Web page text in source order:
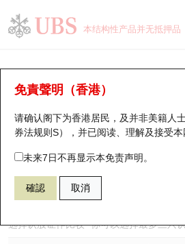
本结构性产品并无抵押品
免責聲明（香港）
请确认阁下为香港居民，及并非美籍人
券法规则S），并已阅读、理解及接受本
未来7日不再显示本免责声明。
確認 取消
认股证分析仪
表现 街货统计 比较
14054 瑞银认购 1928 金
选择认股证作比较*你可以选择最多三只
瑞银认股证一览
新发行瑞银认股证
即将到期认股证
认股证到期结算价查找
认股证分析仪
街货统计
比较
牛熊全景快搜
牛熊证搜寻
牛熊证街货分布图
正股牛熊证列表
新发行瑞银牛熊证
街货统计
比较
十大升幅/跌幅
十大认股证成交分布
十天股证占大市成交
资金流
街货统计
正股分析仪
二十大活跃股份
恒指成份股
国指成份股
科指成份股
持股比重
显示所有持股比重
每月轮证大市专题
轮证专栏
讲座及教育短片
认股证投资者教育
牛熊证投资者教育